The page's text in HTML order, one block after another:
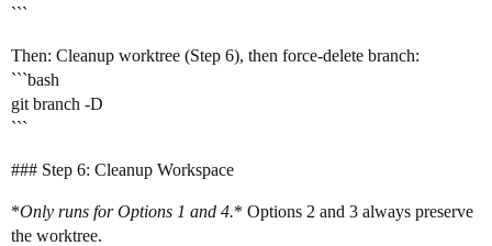
```
Then: Cleanup worktree (Step 6), then force-delete branch:
```bash
git branch -D
```
### Step 6: Cleanup Workspace
*Only runs for Options 1 and 4.* Options 2 and 3 always preserve
the worktree.